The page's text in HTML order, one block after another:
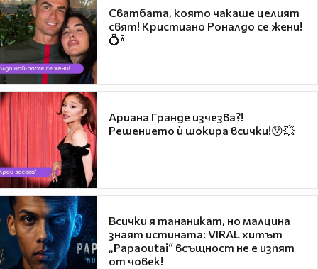
Сватбата, която чакаше целият
свят! Кристиано Роналдо се жени!
💍🍾
Ариана Гранде изчезва?!
Решението ѝ шокира всички!😯💥
Всички я тананикат, но малцина
знаят истината: VIRAL хитът
„Papaoutai“ всъщност не е изпят
от човек!